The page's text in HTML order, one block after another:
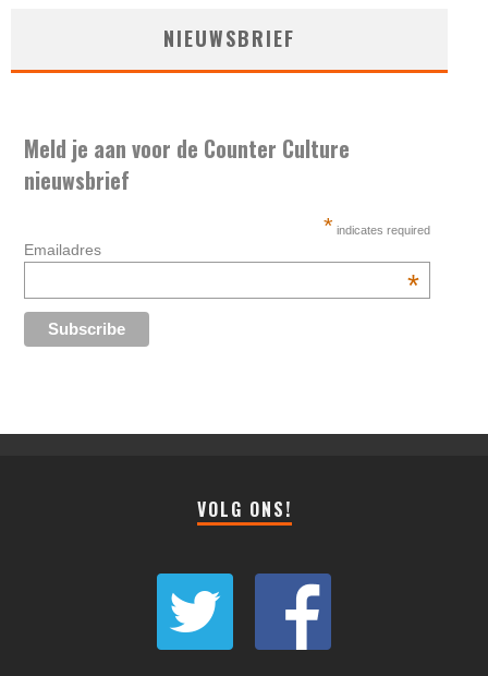
NIEUWSBRIEF
Meld je aan voor de Counter Culture
nieuwsbrief
* indicates required
Emailadres
*
VOLG ONS!